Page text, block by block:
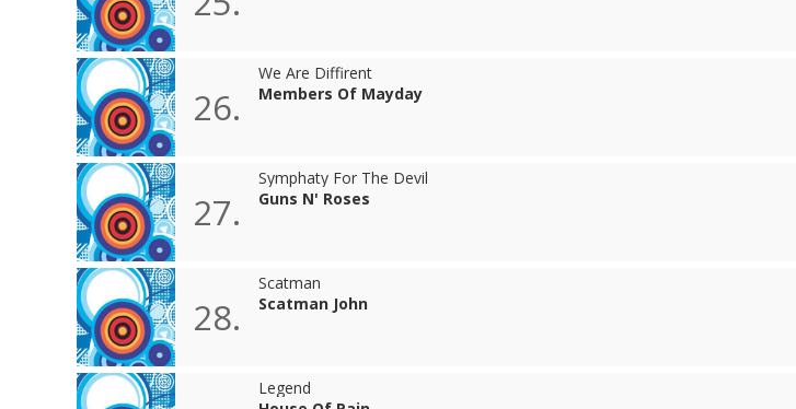
26.
We Are Diffirent
Members Of Mayday
27.
Symphaty For The Devil
Guns N' Roses
28.
Scatman
Scatman John
Legend